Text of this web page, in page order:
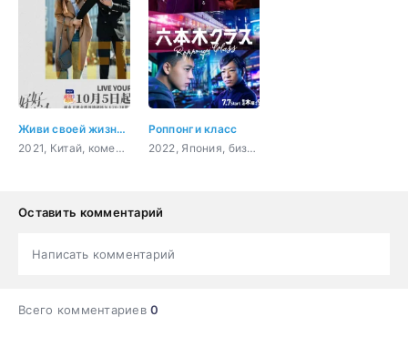
Живи своей жизнью
2021, Китай, комедия, романтика, драма
Роппонги класс
2022, Япония, бизнес, романтика, повседневность, драма
Оставить комментарий
Написать комментарий
Всего комментариев0